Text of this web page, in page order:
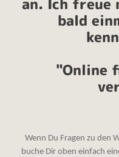
bald
"Online
Wenn Du Fragen zu den
buche Dir oben einfach